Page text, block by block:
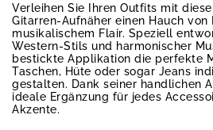
Verleihen Sie Ihren Outfits mit
Gitarren-Aufnäher einen Hauch von
musikalischem Flair. Speziell
Western-Stils und harmonischer
bestickte Applikation die perfekte
Taschen, Hüte oder sogar Jeans
gestalten. Dank seiner handlichen
ideale Ergänzung für jedes
Akzente.